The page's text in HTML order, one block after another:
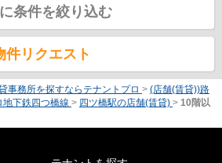
条件を絞り込む
件リクエスト
事務所を探すならテナントプロ > (店舗(賃貸))路
地下鉄四つ橋線 > 四ツ橋駅の店舗(賃貸) > 10階以